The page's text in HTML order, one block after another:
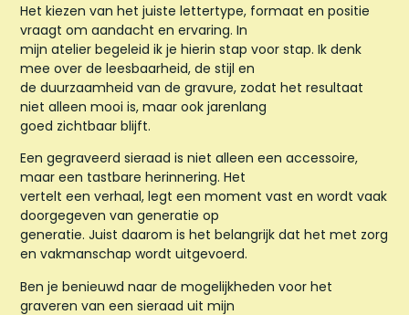
Het kiezen van het juiste lettertype, formaat en positie
vraagt om aandacht en ervaring. In
mijn atelier begeleid ik je hierin stap voor stap. Ik denk
mee over de leesbaarheid, de stijl en
de duurzaamheid van de gravure, zodat het resultaat
niet alleen mooi is, maar ook jarenlang
goed zichtbaar blijft.
Een gegraveerd sieraad is niet alleen een accessoire,
maar een tastbare herinnering. Het
vertelt een verhaal, legt een moment vast en wordt vaak
doorgegeven van generatie op
generatie. Juist daarom is het belangrijk dat het met zorg
en vakmanschap wordt uitgevoerd.
Ben je benieuwd naar de mogelijkheden voor het
graveren van een sieraad uit mijn